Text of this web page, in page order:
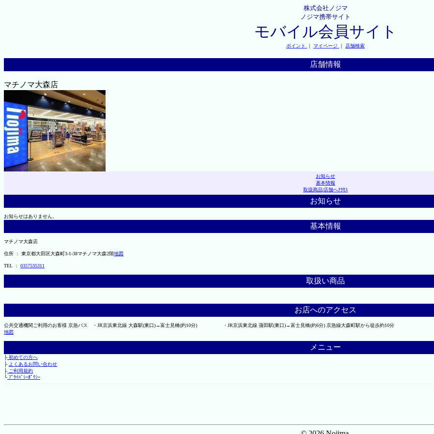
株式会社ノジマ
ノジマ携帯サイト
モバイル会員サイト
ポイント ｜ マイページ ｜ 店舗検索
店舗情報
マチノマ大森店
お知らせ
基本情報
取扱商品|店舗へｱｸｾｽ
お知らせ
お知らせはありません。
基本情報
マチノマ大森店
住所 ： 東京都大田区大森町3-1-38マチノマ大森2階地図
TEL ： 0357535311
取扱い商品
お店へのアクセス
公共交通機関ご利用のお客様 京急バス ・JR京浜東北線 大森駅(東口)→富士見橋(約10分) ・JR京浜東北線 蒲田駅(東口)→富士見橋(約6分) 京急線大森町駅から徒歩約10分
地図
メニュー
├初めての方へ
├ よくあるお問い合わせ
├ご利用規約
└ﾌﾟﾗｲﾊﾞｼｰﾎﾟﾘｼｰ